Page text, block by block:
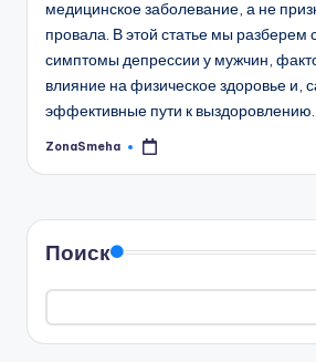
медицинское заболевание, а не
провала. В этой статье мы разберем
симптомы депрессии у мужчин,
влияние на физическое здоровье и,
эффективные пути к выздоровлению.
Запись
ZonaSmeha
Поиск